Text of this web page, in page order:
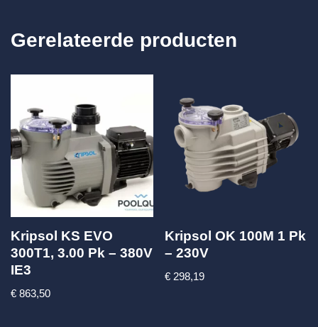
Gerelateerde producten
Kripsol KS EVO
300T1, 3.00 Pk – 380V
IE3
€ 863,50
Kripsol OK 100M 1 Pk
– 230V
€ 298,19